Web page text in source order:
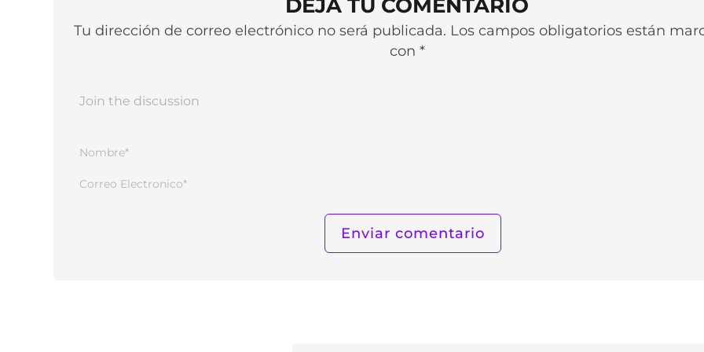
DEJA TU COMENTARIO
Tu dirección de correo electrónico no será publicada. Los campos obligatorios están
con *